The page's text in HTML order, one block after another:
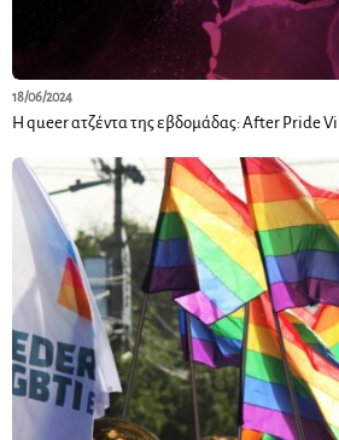
18/06/2024
Η queer ατζέντα της εβδομάδας: After Pride